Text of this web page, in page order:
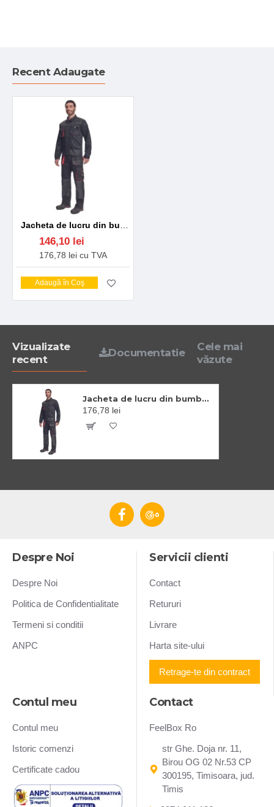
Recent Adaugate
146,10 lei
176,78 lei cu TVA
Adaugă în Coş
Vizualizate
recent
Documentatie
Cele mai
văzute
Jacheta de lucru din bumbac, Hans, 235g/mp, negru / gri antracit
176,78 lei
Despre Noi
Despre Noi
Politica de Confidentialitate
Termeni si conditii
ANPC
Servicii clienti
Contact
Retururi
Livrare
Harta site-ului
Retrage-te din contract
Contul meu
Contul meu
Istoric comenzi
Certificate cadou
Contact
FeelBox Ro
str Ghe. Doja nr. 11,
Birou OG 02 Nr.53 CP
300195, Timisoara, jud.
Timis